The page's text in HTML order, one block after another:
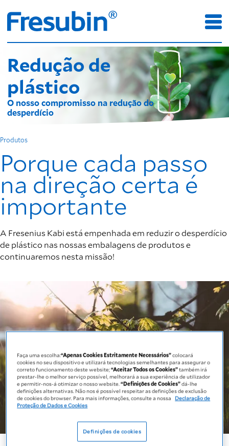
Redução de
plástico
O nosso compromisso na redução do
desperdício
Produtos
Porque cada passo
na direção certa é
importante
A Fresenius Kabi está empenhada em reduzir o desperdício
de plástico nas nossas embalagens de produtos e
continuaremos nesta missão!
Faça uma escolha:“Apenas Cookies Estritamente Necessários”colocará
cookies no seu dispositivo e utilizará tecnologias semelhantes para assegurar o
correto funcionamento deste website;“Aceitar Todos os Cookies”também irá
prestar-lhe o melhor serviço possível, melhorará a sua experiência de utilizador
e permitir-nos-á otimizar o nosso website.“Definições de Cookies”dá-lhe
definições alternativas. Não nos é possível respeitar as definições de exclusão
de cookies do browser. Para mais informações, consulte a nossa
Declaração de
Proteção de Dados e Cookies
Definições de cookies